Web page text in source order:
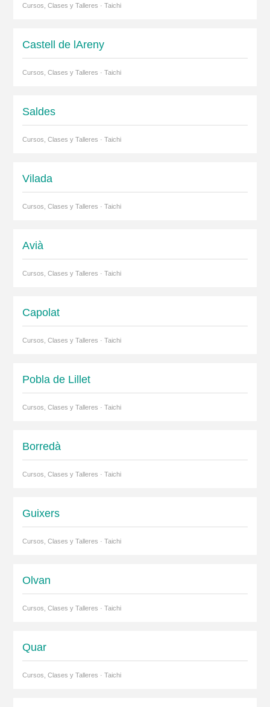
Cursos, Clases y Talleres · Taichi
Castell de lAreny
Cursos, Clases y Talleres · Taichi
Saldes
Cursos, Clases y Talleres · Taichi
Vilada
Cursos, Clases y Talleres · Taichi
Avià
Cursos, Clases y Talleres · Taichi
Capolat
Cursos, Clases y Talleres · Taichi
Pobla de Lillet
Cursos, Clases y Talleres · Taichi
Borredà
Cursos, Clases y Talleres · Taichi
Guixers
Cursos, Clases y Talleres · Taichi
Olvan
Cursos, Clases y Talleres · Taichi
Quar
Cursos, Clases y Talleres · Taichi